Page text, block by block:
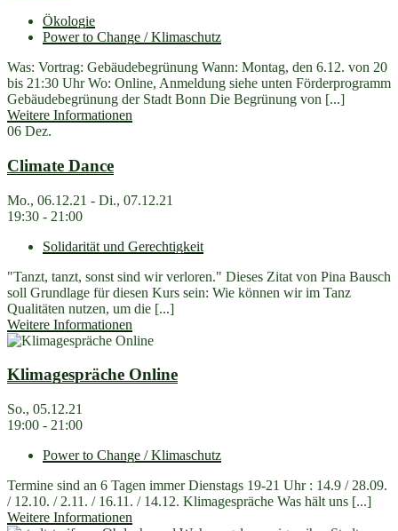
Ökologie
Power to Change / Klimaschutz
Was: Vortrag: Gebäudebegrünung Wann: Montag, den 6.12. von 20
bis 21:30 Uhr Wo: Online, Anmeldung siehe unten Förderprogramm
Gebäudebegrünung der Stadt Bonn Die Begrünung von [...]
Weitere Informationen
06 Dez.
Climate Dance
Mo., 06.12.21 - Di., 07.12.21
19:30 - 21:00
Solidarität und Gerechtigkeit
"Tanzt, tanzt, sonst sind wir verloren." Dieses Zitat von Pina Bausch
soll Grundlage für diesen Kurs sein: Wie können wir im Tanz
Qualitäten nutzen, um die [...]
Weitere Informationen
Klimagespräche Online
So., 05.12.21
19:00 - 21:00
Power to Change / Klimaschutz
Termine sind an 6 Tagen immer Dienstags 19-21 Uhr : 14.9 / 28.09.
/ 12.10. / 2.11. / 16.11. / 14.12. Klimagespräche Was hält uns [...]
Weitere Informationen